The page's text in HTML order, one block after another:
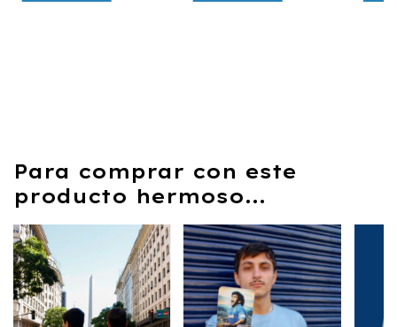
Para comprar con este
producto hermoso...